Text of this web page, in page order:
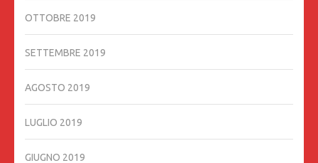
OTTOBRE 2019
SETTEMBRE 2019
AGOSTO 2019
LUGLIO 2019
GIUGNO 2019